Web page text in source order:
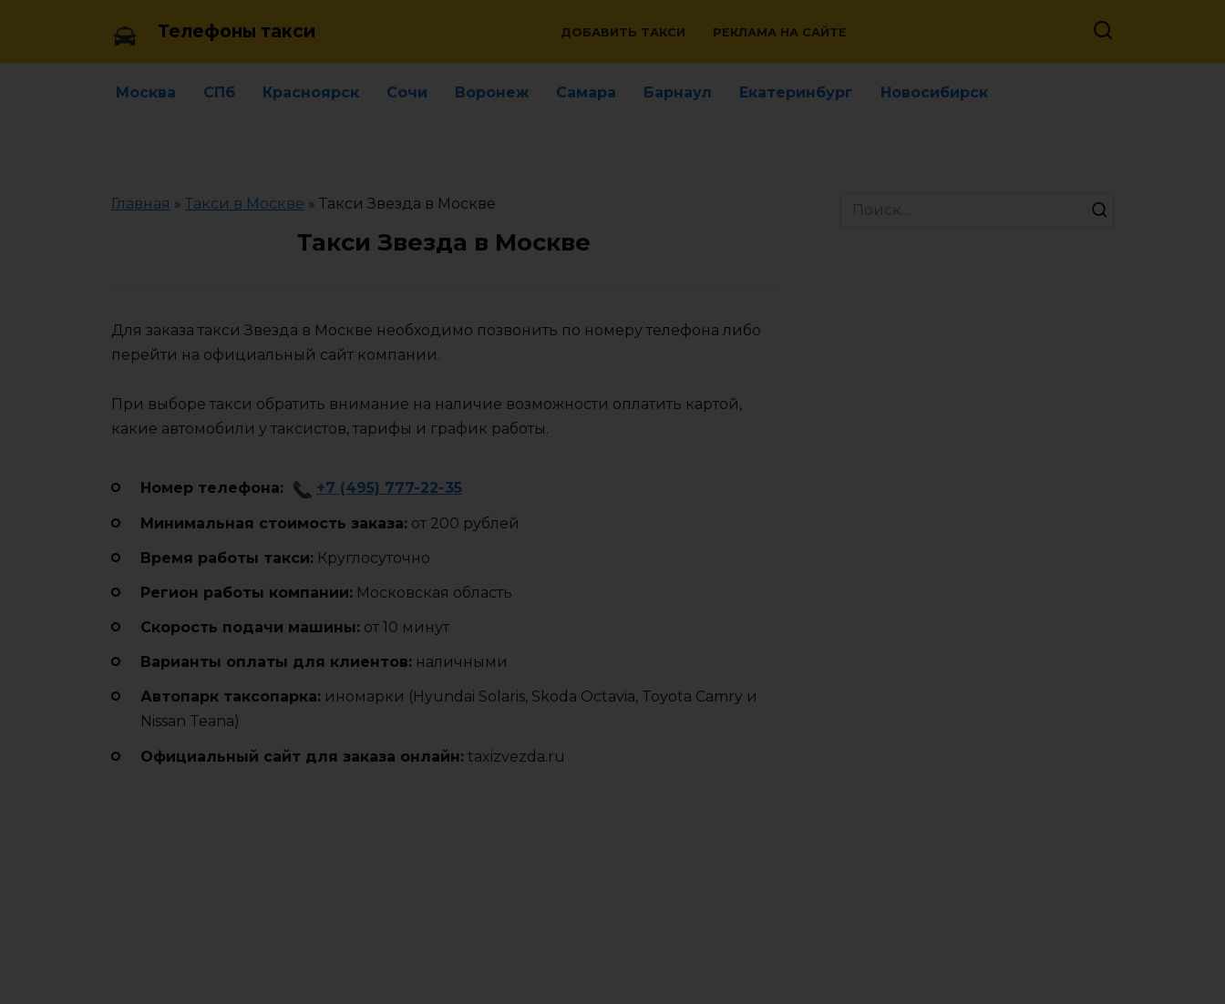
Телефоны такси ДОБАВИТЬ ТАКСИ РЕКЛАМА НА САЙТЕ
Москва СПб Красноярск Сочи Воронеж Самара Барнаул Екатеринбург Новосибирск
Главная » Такси в Москве » Такси Звезда в Москве
Такси Звезда в Москве
Для заказа такси Звезда в Москве необходимо позвонить по номеру телефона либо
перейти на официальный сайт компании.
При выборе такси обратить внимание на наличие возможности оплатить картой,
какие автомобили у таксистов, тарифы и график работы.
Номер телефона: +7 (495) 777-22-35
Минимальная стоимость заказа: от 200 рублей
Время работы такси: Круглосуточно
Регион работы компании: Московская область
Cкорость подачи машины: от 10 минут
Варианты оплаты для клиентов: наличными
Автопарк таксопарка: иномарки (Hyundai Solaris, Skoda Octavia, Toyota Camry и
Nissan Teana)
Официальный сайт для заказа онлайн: taxizvezda.ru
Search